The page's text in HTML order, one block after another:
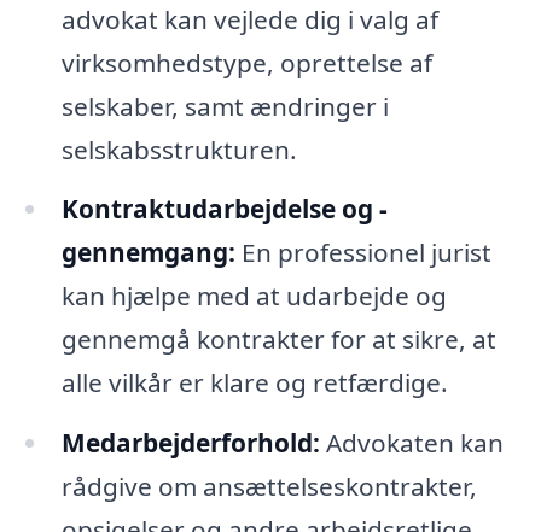
advokat kan vejlede dig i valg af
virksomhedstype, oprettelse af
selskaber, samt ændringer i
selskabsstrukturen.
Kontraktudarbejdelse og -
gennemgang: En professionel jurist
kan hjælpe med at udarbejde og
gennemgå kontrakter for at sikre, at
alle vilkår er klare og retfærdige.
Medarbejderforhold: Advokaten kan
rådgive om ansættelseskontrakter,